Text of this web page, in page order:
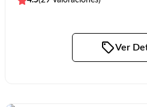
Ver